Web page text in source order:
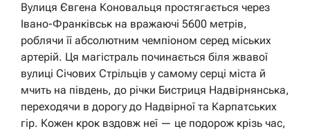
Вулиця Євгена Коновальця простягається через
Івано-Франківськ на вражаючі 5600 метрів,
роблячи її абсолютним чемпіоном серед міських
артерій. Ця магістраль починається біля жвавої
вулиці Січових Стрільців у самому серці міста й
мчить на південь, до річки Бистриця Надвірнянська,
переходячи в дорогу до Надвірної та Карпатських
гір. Кожен крок вздовж неї — це подорож крізь час,